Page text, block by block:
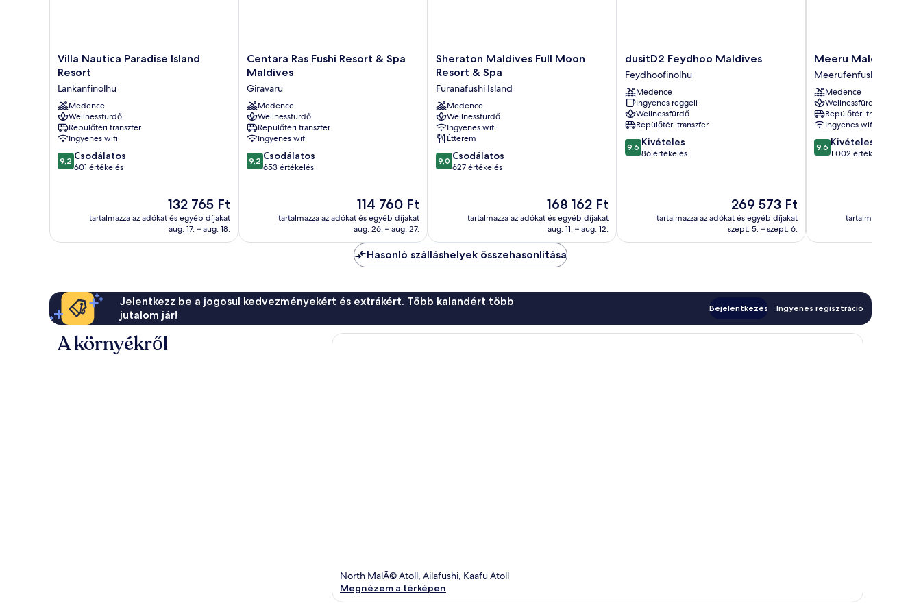
Villa
Nautica
Island
Resort
Lankanfinolhu
Villa Nautica Paradise Island
Resort
Lankanfinolhu
Medence
Wellnessfürdő
Repülőtéri transzfer
Ingyenes wifi
9.2
ennyiből:
értékelés
9,2 Csodálatos
601 értékelés
Az
ár
132 765 Ft
132 765 Ft
tartalmazza az adókat és egyéb díjakat
aug. 17. – aug. 18.
Centara
Ras
Resort
&
Spa
Maldives
Giravaru
Centara Ras Fushi Resort & Spa
Maldives
Giravaru
Medence
Wellnessfürdő
Repülőtéri transzfer
Ingyenes wifi
9.2
ennyiből:
értékelés
9,2 Csodálatos
653 értékelés
Az
ár
114 760 Ft
114 760 Ft
tartalmazza az adókat és egyéb díjakat
aug. 26. – aug. 27.
Sheraton
Maldives
Moon
Resort
&
Spa
Furanafushi
Island
Sheraton Maldives Full Moon
Resort & Spa
Furanafushi Island
Medence
Wellnessfürdő
Ingyenes wifi
Étterem
9.0
ennyiből:
értékelés
9,0 Csodálatos
627 értékelés
Az
ár
168 162 Ft
168 162 Ft
tartalmazza az adókat és egyéb díjakat
aug. 11. – aug. 12.
dusitD2
Feydhoo
Maldives
Feydhoofinolhu
dusitD2 Feydhoo Maldives
Feydhoofinolhu
Medence
Ingyenes reggeli
Wellnessfürdő
Repülőtéri transzfer
9.6
ennyiből:
9,6 Kivételes
86 értékelés
Az
ár
269 573 Ft
269 573 Ft
tartalmazza az adókat és egyéb díjakat
szept. 5. – szept. 6.
Meeru
Maldives
Resort
Island
Meerufenfushi
Meeru Maldives
Meerufenfushi
Medence
Wellnessfürdő
Repülőtéri transzfer
Ingyenes wifi
9.6
ennyiből:
9,6 Kivételes
1 002 értékelés
tartalmazza az
Hasonló szálláshelyek összehasonlítása
Jelentkezz be a jogosul kedvezményekért és extrákért. Több kalandért több
jutalom jár!
Bejelentkezés Ingyenes regisztráció
A környékről
North MalÃ© Atoll, Ailafushi, Kaafu Atoll
Megnézem a térképen